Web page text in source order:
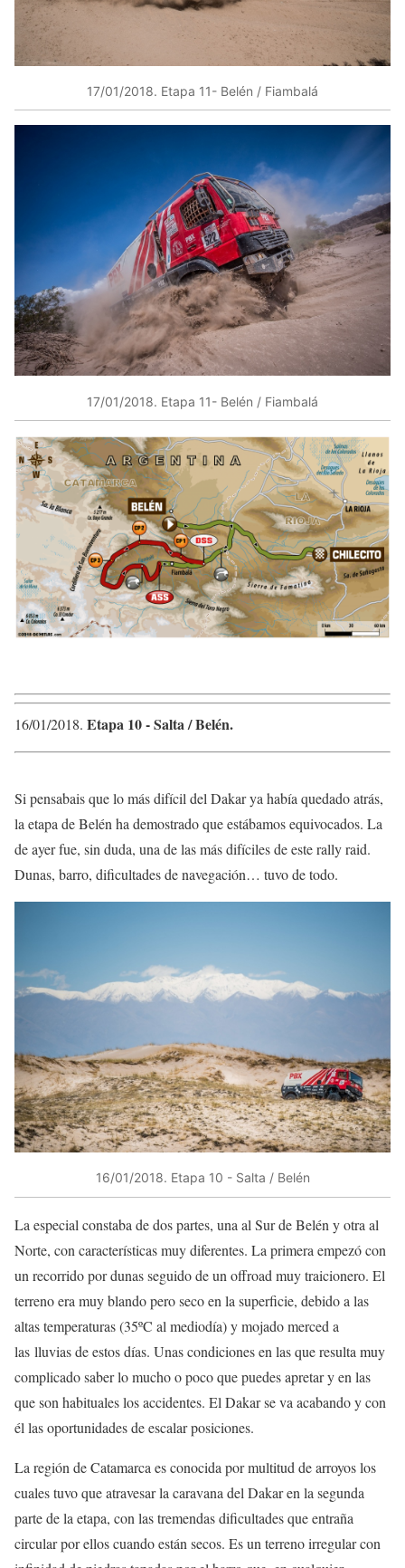
17/01/2018​. Etapa 11​- Belén / Fiambalá
17/01/2018​. Etapa 11​- Belén / Fiambalá
16/01/2018​. Etapa 10 ​- Salta​ / Belén.
Si pensabais que lo más difícil del Dakar ya había quedado atrás,
la etapa de Belén ha demostrado que estábamos equivocados. La
de ayer fue, sin duda, una de las más difíciles de este rally raid.
Dunas, barro, dificultades de navegación… tuvo de todo.
16/01/2018​. Etapa 10 ​- Salta / Belén
La especial constaba de dos partes, una al Sur de Belén y otra al
Norte, con características muy diferentes. La primera empezó con
un recorrido por dunas seguido de un offroad muy traicionero. El
terreno era muy blando pero seco en la superficie, debido a las
altas temperaturas (35ºC al mediodía) y mojado merced a
las lluvias de estos días. Unas condiciones en las que resulta muy
complicado saber lo mucho o poco que puedes apretar y en las
que son habituales los accidentes. El Dakar se va acabando y con
él las oportunidades de escalar posiciones.
La región de Catamarca es conocida por multitud de arroyos los
cuales tuvo que atravesar la caravana del Dakar en la segunda
parte de la etapa, con las tremendas dificultades que entraña
circular por ellos cuando están secos. Es un terreno irregular con